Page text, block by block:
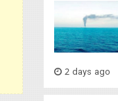
2 days ago